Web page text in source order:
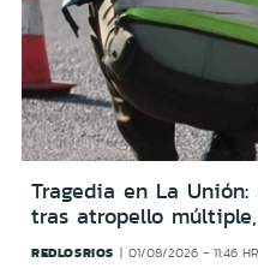
Tragedia en La
tras atropello
REDLOSRIOS 01/08/2026 - 11:46